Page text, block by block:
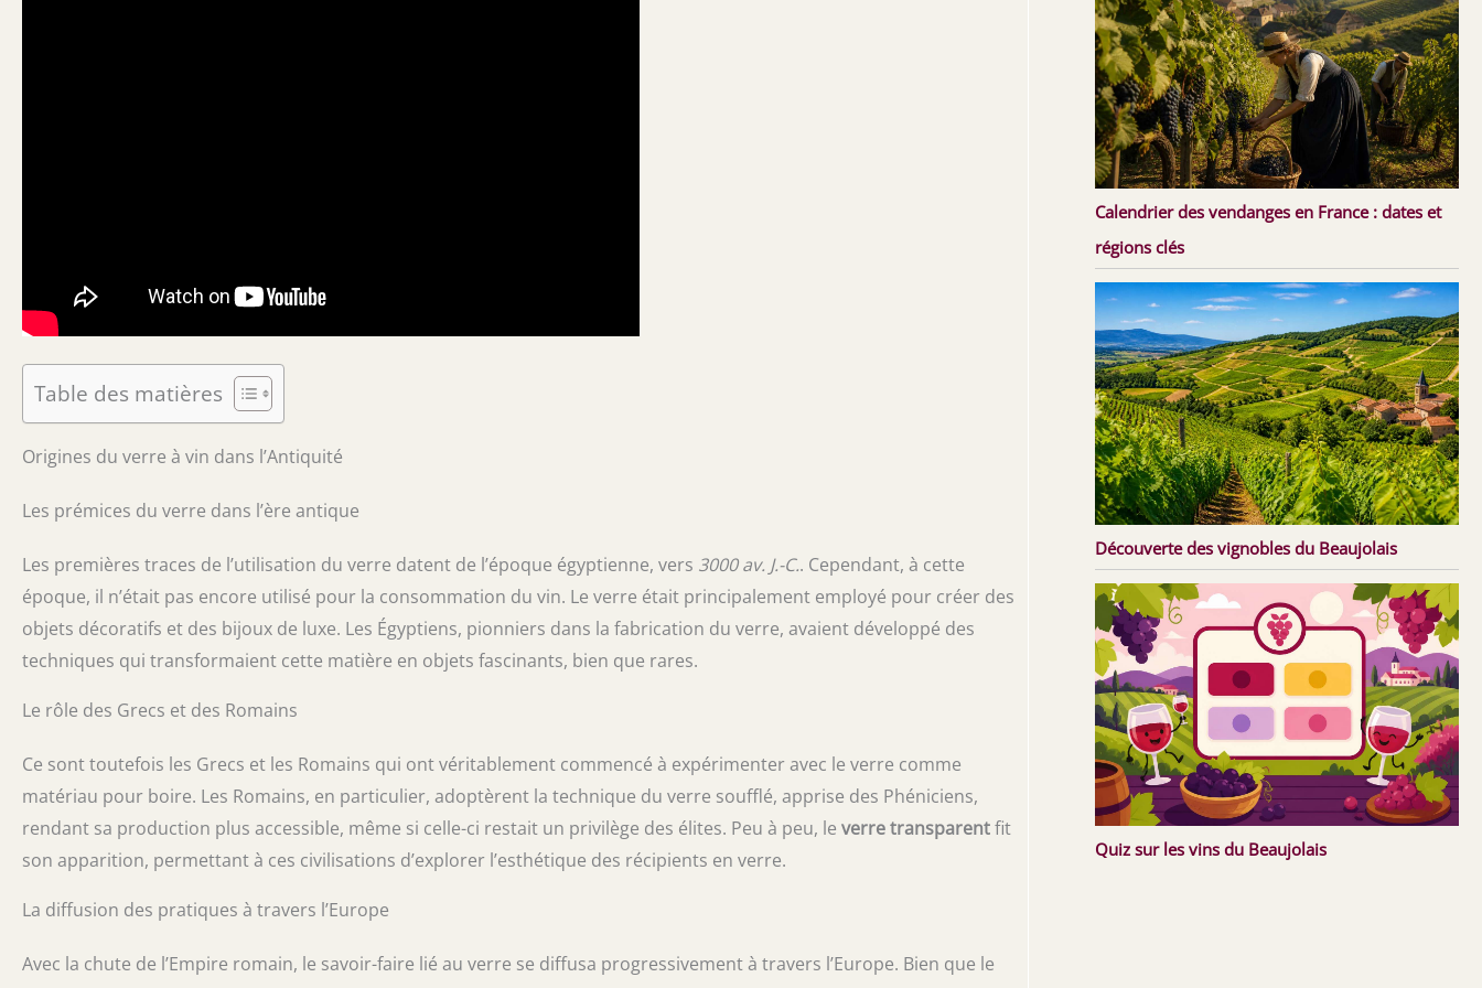
Table des matières
Origines du verre à vin dans l’Antiquité
Les prémices du verre dans l’ère antique
Les premières traces de l’utilisation du verre datent de l’époque égyptienne, vers 3000 av. J.-C.. Cependant, à cette
époque, il n’était pas encore utilisé pour la consommation du vin. Le verre était principalement employé pour créer des
objets décoratifs et des bijoux de luxe. Les Égyptiens, pionniers dans la fabrication du verre, avaient développé des
techniques qui transformaient cette matière en objets fascinants, bien que rares.
Le rôle des Grecs et des Romains
Ce sont toutefois les Grecs et les Romains qui ont véritablement commencé à expérimenter avec le verre comme
matériau pour boire. Les Romains, en particulier, adoptèrent la technique du verre soufflé, apprise des Phéniciens,
rendant sa production plus accessible, même si celle-ci restait un privilège des élites. Peu à peu, le verre transparentfit
son apparition, permettant à ces civilisations d’explorer l’esthétique des récipients en verre.
La diffusion des pratiques à travers l’Europe
Avec la chute de l’Empire romain, le savoir-faire lié au verre se diffusa progressivement à travers l’Europe. Bien que le
Calendrier des vendanges en France : dates et
régions clés
Découverte des vignobles du Beaujolais
Quiz sur les vins du Beaujolais